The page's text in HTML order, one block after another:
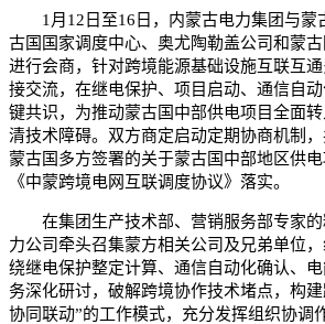
1月12日至16日，内蒙古电力集团与蒙
古国国家调度中心、奥尤陶勒盖公司和蒙
进行会商，针对跨境能源基础设施互联互
接交流，在继电保护、项目启动、通信自
键共识，为推动蒙古国中部供电项目全面
清技术障碍。双方商定启动定期协商机制
蒙古国多方签署的关于蒙古国中部地区供电
《中蒙跨境电网互联调度协议》落实。
在集团生产技术部、营销服务部专家
力公司牵头召集蒙方相关公司及兄弟单位
绕继电保护整定计算、通信自动化确认、
务深化研讨，破解跨境协作技术堵点，构建
协同联动”的工作模式，充分发挥组织协调